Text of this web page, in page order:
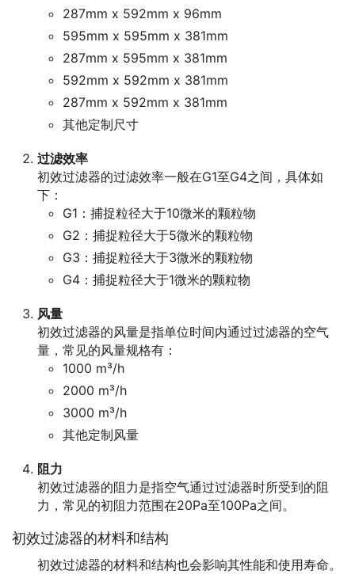
287mm x 592mm x 96mm
595mm x 595mm x 381mm
287mm x 595mm x 381mm
592mm x 592mm x 381mm
287mm x 592mm x 381mm
其他定制尺寸
过滤效率
初效过滤器的过滤效率一般在G1至G4之间，具体如
下：
G1：捕捉粒径大于10微米的颗粒物
G2：捕捉粒径大于5微米的颗粒物
G3：捕捉粒径大于3微米的颗粒物
G4：捕捉粒径大于1微米的颗粒物
风量
初效过滤器的风量是指单位时间内通过过滤器的空气
量，常见的风量规格有：
1000 m³/h
2000 m³/h
3000 m³/h
其他定制风量
阻力
初效过滤器的阻力是指空气通过过滤器时所受到的阻
力，常见的初阻力范围在20Pa至100Pa之间。
初效过滤器的材料和结构
初效过滤器的材料和结构也会影响其性能和使用寿命。